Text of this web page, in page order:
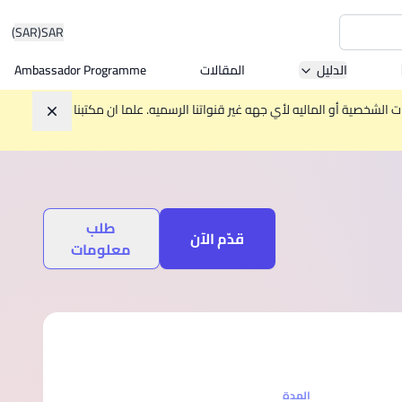
SAR
(SAR)
Asia
الدليل المقالات
Ambassador Programme
أو الماليه لأي جهه غير قنواتنا الرسميه. علما ان مكتبنا
تجاهل
قدّم الآن
طلب
معلومات
المدة